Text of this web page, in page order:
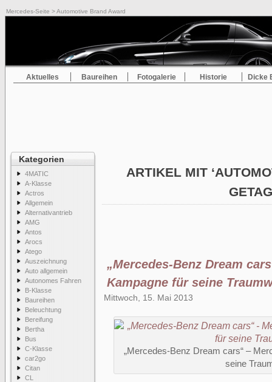
Mercedes-Seite > Automotive Brand Award
Aktuelles Baureihen Fotogalerie Historie Dicke
Kategorien
4MATIC
A-Klasse
Actros
Allgemein
Alternativantrieb
AMG
Antos
Arocs
Atego
Auszeichnung
Auto allgemein
Autonomes Fahren
B-Klasse
Baureihen
Beleuchtung
Bereifung
Bertha
Bus
C-Klasse
car2go
Citan
CL
ARTIKEL MIT
„Mercedes-Benz Dream
Kampagne für seine
Mittwoch, 15. Mai 2013
„Mercedes-Benz Dream cars“ –
seine